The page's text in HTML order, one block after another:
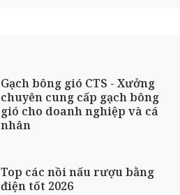
Gạch bông gió CTS - Xưởng
chuyên cung cấp gạch bông
gió cho doanh nghiệp và cá
nhân
Top các nồi nấu rượu bằng
điện tốt 2026